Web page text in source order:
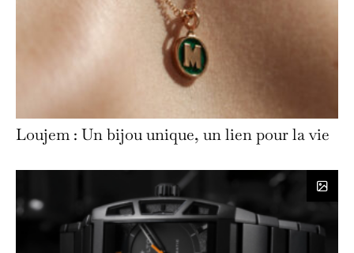
Loujem : Un bijou unique, un lien pour la vie